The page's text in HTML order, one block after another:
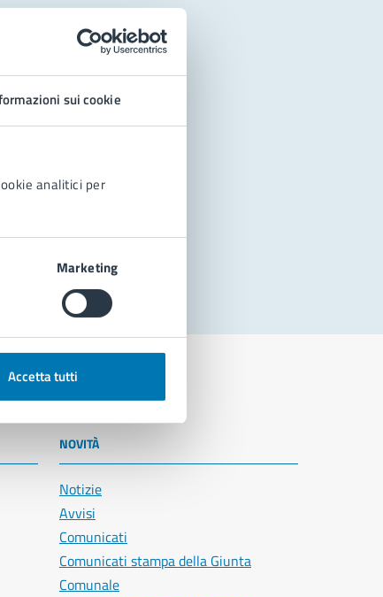
sui cookie
analitici per
Marketing
Accetta tutti
NOVITÀ
Notizie
Avvisi
Comunicati
Comunicati stampa della Giunta
Comunale